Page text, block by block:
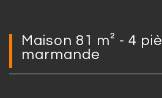
maison 81 m² - 4 pièces -
marmande